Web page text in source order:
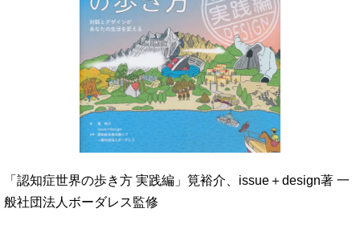
「認知症世界の歩き方 実践編」筧裕介、issue＋design著 一
般社団法人ボーダレス監修